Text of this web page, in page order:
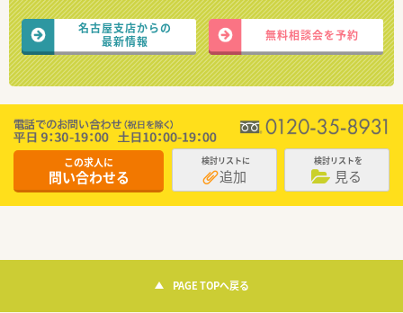
名古屋支店からの
最新情報
無料相談会を予約
この求人に
問い合わせる
検討リストに
追加
検討リストを
見る
PAGE TOPへ戻る